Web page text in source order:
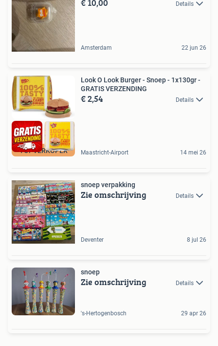
€ 10,00 Details
Amsterdam 22 jun 26
TOPVERKOPER
Look O Look Burger - Snoep - 1x130gr -
GRATIS VERZENDING
€ 2,54 Details
Maastricht-Airport 14 mei 26
snoep verpakking
Zie omschrijving Details
Deventer 8 jul 26
snoep
Zie omschrijving Details
's-Hertogenbosch 29 apr 26